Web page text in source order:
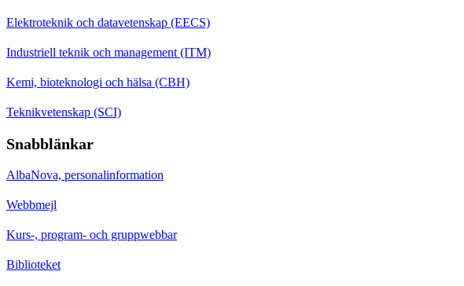
Elektroteknik och datavetenskap (EECS)
Industriell teknik och management (ITM)
Kemi, bioteknologi och hälsa (CBH)
Teknikvetenskap (SCI)
Snabblänkar
AlbaNova, personalinformation
Webbmejl
Kurs-, program- och gruppwebbar
Biblioteket